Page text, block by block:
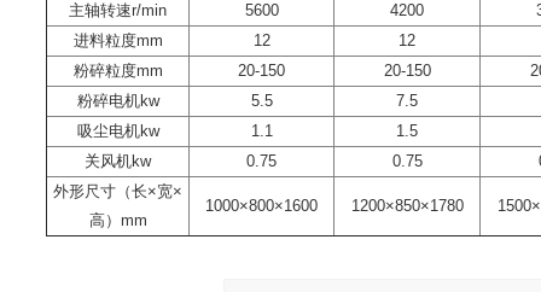
主轴转速r/min
5600 4200
进料粒度mm
12
12
粉碎粒度mm
20-150 20-150
粉碎电机kw
5.5
7.5
吸尘电机kw
1.1
1.5
关风机kw
0.75 0.75
外形尺寸（长×宽×
高）mm
1000×800×1600 1200×850×1780